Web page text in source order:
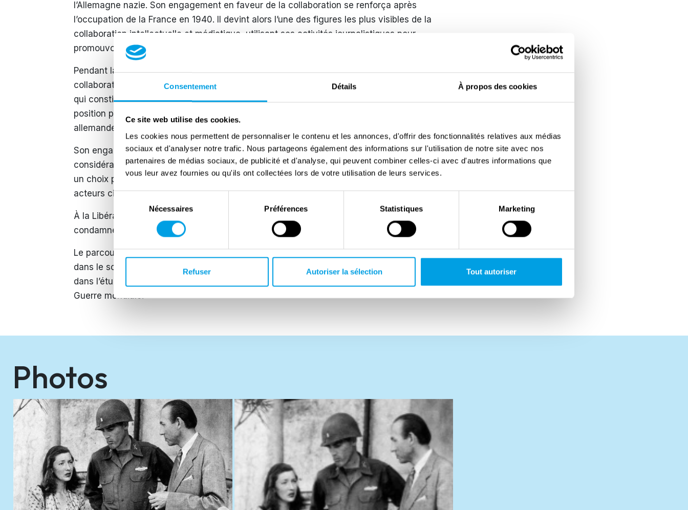
Consentement Détails À propos des cookies
Ce site web utilise des cookies.
Les cookies nous permettent de personnaliser le contenu et les annonces, d'offrir des fonctionnalités relatives aux médias
sociaux et d'analyser notre trafic. Nous partageons également des informations sur l'utilisation de notre site avec nos
partenaires de médias sociaux, de publicité et d'analyse, qui peuvent combiner celles-ci avec d'autres informations que
vous leur avez fournies ou qu'ils ont collectées lors de votre utilisation de leurs services.
Sélection
consentement
Nécessaires Préférences Statistiques Marketing
Refuser Autoriser la sélection Tout autoriser
l’Allemagne nazie. Son engagement en faveur de la collaboration se renforça après
l’occupation de la France en 1940. Il devint alors l’une des figures les plus visibles de la
collaboration intellectuelle et médiatique, utilisant ses activités journalistiques pour
promouvoir des positions favorables à l’occupant.
Pendant la guerre, Luchaire fut étroitement associé aux milieux politiques et médiatiques
collaborationnistes. Il participa notamment à la direction du journalLes Nouveaux Temps
qui constitua un important organe de propagande. À travers ses écrits et ses prises de
position publiques, il soutint les orientations du régime de Vichy et des autorités
allemandes, contribuant à la diffusion d’une idéologie pro-nazie en France occupée.
Son engagement se distingua par sa précocité et par son caractère assumé. Il ne
considéra pas la collaboration comme une simple contrainte conjoncturelle, mais comme
un choix politique et idéologique. À ce titre, il occupa une place importante parmi les
acteurs civils ayant activement soutenu la présence allemande en France.
À la Libération, Jean Luchaire fut arrêté, jugé pour intelligence avec l’ennemi, puis
condamné à mort. Il fut exécuté le 22 février 1946 au fort de Châtillon.
Le parcours de Jean Luchaire illustra le rôle joué par certains intellectuels et journalistes
dans le soutien à la collaboration durant l’Occupation. Son cas demeura une référence
dans l’étude de la collaboration politique et médiatique en France pendant la Seconde
Guerre mondiale.
Photos